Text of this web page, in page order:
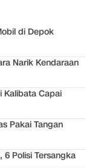
di Depok
Narik Kendaraan
Kalibata Capai
Pakai Tangan
6 Polisi Tersangka